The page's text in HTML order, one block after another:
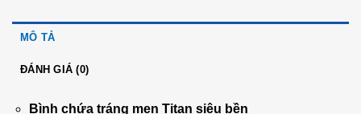
MÔ TẢ
ĐÁNH GIÁ (0)
Bình chứa tráng men Titan siêu bền